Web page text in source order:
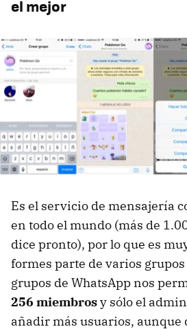
el mejor
Es el servicio de mensajería
en todo el mundo (más de
dice pronto), por lo que es
formes parte de varios grupos
grupos de WhatsApp nos
256 miembrosy sólo el
añadir más usuarios, aunque